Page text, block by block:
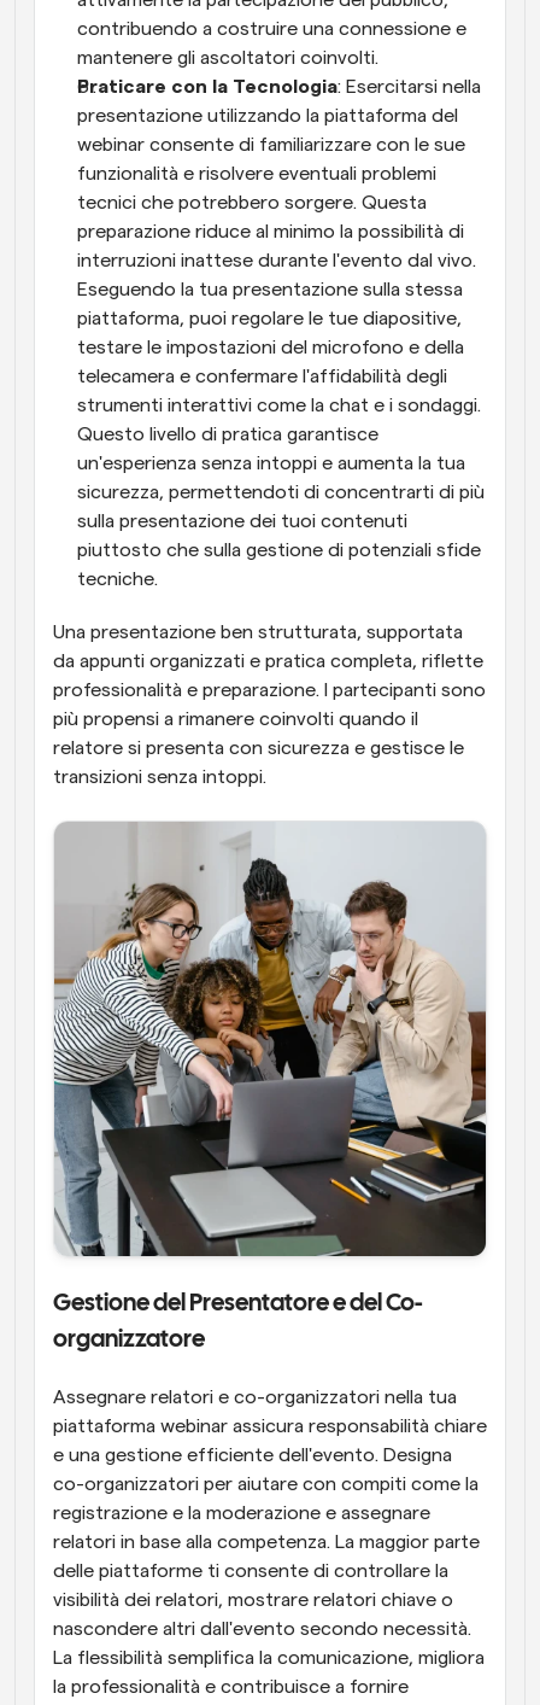
contribuendo a costruire una connessione e
mantenere gli ascoltatori coinvolti.
Praticare con la Tecnologia: Esercitarsi nella
presentazione utilizzando la piattaforma del
webinar consente di familiarizzare con le sue
funzionalità e risolvere eventuali problemi
tecnici che potrebbero sorgere. Questa
preparazione riduce al minimo la possibilità di
interruzioni inattese durante l'evento dal vivo.
Eseguendo la tua presentazione sulla stessa
piattaforma, puoi regolare le tue diapositive,
testare le impostazioni del microfono e della
telecamera e confermare l'affidabilità degli
strumenti interattivi come la chat e i sondaggi.
Questo livello di pratica garantisce
un'esperienza senza intoppi e aumenta la tua
sicurezza, permettendoti di concentrarti di più
sulla presentazione dei tuoi contenuti
piuttosto che sulla gestione di potenziali sfide
tecniche.
Una presentazione ben strutturata, supportata
da appunti organizzati e pratica completa, riflette
professionalità e preparazione. I partecipanti sono
più propensi a rimanere coinvolti quando il
relatore si presenta con sicurezza e gestisce le
transizioni senza intoppi.
Gestione del Presentatore e del Co-
organizzatore
Assegnare relatori e co-organizzatori nella tua
piattaforma webinar assicura responsabilità chiare
e una gestione efficiente dell'evento. Designa
co-organizzatori per aiutare con compiti come la
registrazione e la moderazione e assegnare
relatori in base alla competenza. La maggior parte
delle piattaforme ti consente di controllare la
visibilità dei relatori, mostrare relatori chiave o
nascondere altri dall'evento secondo necessità.
La flessibilità semplifica la comunicazione, migliora
la professionalità e contribuisce a fornire